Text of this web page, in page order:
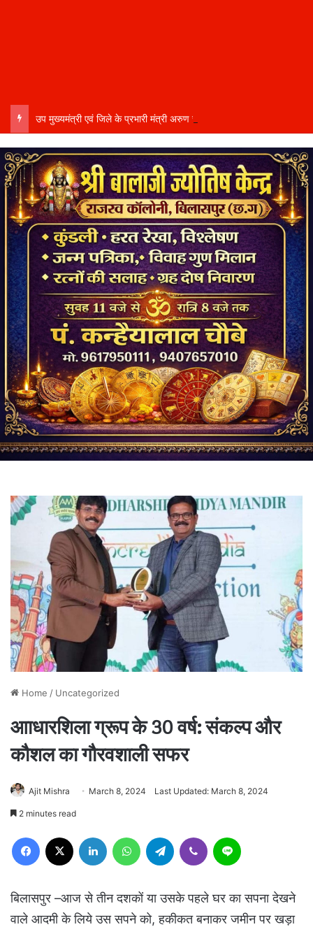
Home / Uncategorized
आाधारशिला ग्रूप के 30 वर्ष: संकल्प और
कौशल का गौरवशाली सफर
Ajit Mishra March 8, 2024 Last Updated: March 8, 2024
2 minutes read
Facebook LinkedIn WhatsAppTelegram Viber
बिलासपुर –आज से तीन दशकों या उसके पहले घर का सपना देखने
वाले आदमी के लिये उस सपने को, हकीकत बनाकर जमीन पर खड़ा